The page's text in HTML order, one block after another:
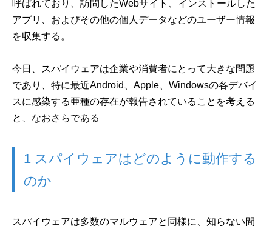
呼ばれており、訪問したWebサイト、インストールした
アプリ、およびその他の個人データなどのユーザー情報
を収集する。
今日、スパイウェアは企業や消費者にとって大きな問題
であり、特に最近Android、Apple、Windowsの各デバイ
スに感染する亜種の存在が報告されていることを考える
と、なおさらである
1 スパイウェアはどのように動作する
のか
スパイウェアは多数のマルウェアと同様に、知らない間